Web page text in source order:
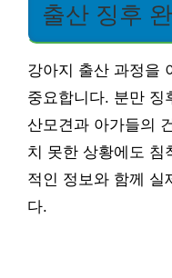
출산 징후
강아지 출산 과정을
중요합니다. 분만 징
산모견과 아가들의
치 못한 상황에도 침
적인 정보와 함께 실
다.